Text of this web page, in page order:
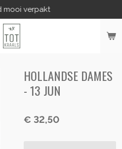
mooi verpakt
HOLLANDSE DAMES
- 13 JUN
€ 32,50